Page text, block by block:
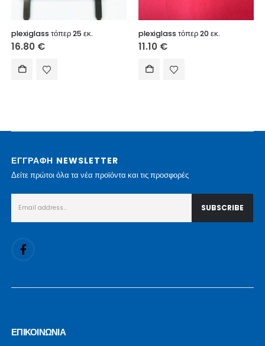
plexiglass τόπερ 25 εκ.
16.80 €
plexiglass τόπερ 20 εκ.
11.10 €
ΕΓΓΡΑΦΗ NEWSLETTER
Δείτε πρώτοι όλα τα νέα προϊόντα και τις προσφορές
ΕΠΙΚΟΙΝΩΝΙΑ